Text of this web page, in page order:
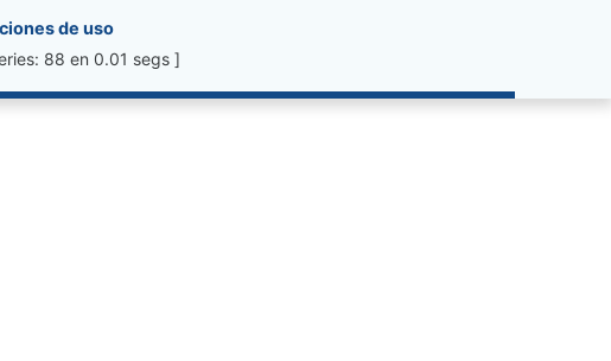
de uso
88 en 0.01 segs ]